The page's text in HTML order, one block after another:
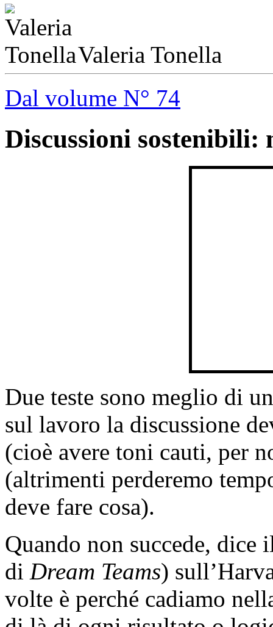
Valeria Tonella
Dal volume N° 74
Discussioni
Due teste sono meglio di
sul lavoro la discussione
(cioè avere toni cauti, per
(altrimenti perderemo
deve fare cosa).
Quando non succede, dice
di Dream Teams)
volte è perché cadiamo